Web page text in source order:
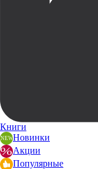
Книги
Новинки
Акции
Популярные